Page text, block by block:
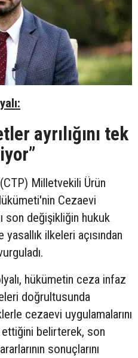
ayrılığını tek
Milletvekili Ürün
Cezaevi
son değişikliğin hukuk
yasallık ilkeleri açısından
hükümetin ceza infaz
doğrultusunda
cezaevi uygulamalarını
belirterek, son
sonuçlarını